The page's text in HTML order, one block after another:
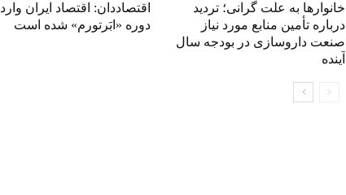
اقتصاددان: اقتصاد ایران وارد
دوره «ابَرتورم» شده‌ است
خانوارها به‌ علت گرانی؛ تردید
درباره تأمین منابع مورد نیاز
صنعت داروسازی در بودجه سال
آینده